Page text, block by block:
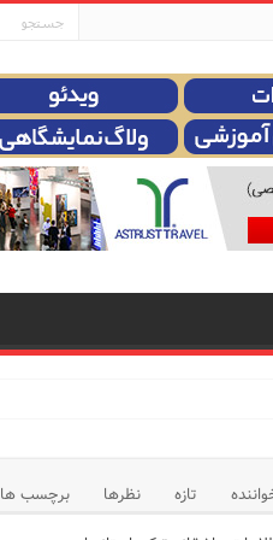
تازه نظرها
برچسب ها